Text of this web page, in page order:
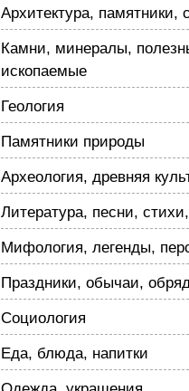
Архитектура, памятники,
Камни, минералы,
ископаемые
Геология
Памятники природы
Археология, древняя
Литература, песни,
Мифология, легенды,
Праздники, обычаи,
Социология
Еда, блюда, напитки